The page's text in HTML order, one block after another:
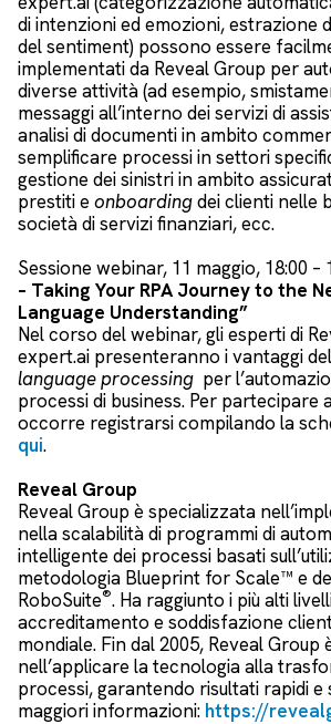
di intenzioni ed emozioni, estrazione
del sentiment) possono essere
implementati da Reveal Group per
diverse attività (ad esempio,
messaggi all’interno dei servizi di
analisi di documenti in ambito
semplificare processi in settori
gestione dei sinistri in ambito
prestiti eonboardingdei clienti nelle
società di servizi finanziari, ecc.
Sessione webinar, 11 maggio, 18:00 –
– Taking Your RPA Journey to the
Language Understanding”
Nel corso del webinar, gli esperti di
expert.ai presenteranno i vantaggi del
language processing per
processi di business. Per partecipare
occorre registrarsi compilando la
qui.
Reveal Group
Reveal Group è specializzata
nella scalabilità di programmi di
intelligente dei processi basati
metodologia Blueprint for Scale™ e
RoboSuite®. Ha raggiunto i più alti
accreditamento e soddisfazione
mondiale. Fin dal 2005, Reveal Group
nell’applicare la tecnologia alla
processi, garantendo risultati rapidi e
maggiori informazioni: https://